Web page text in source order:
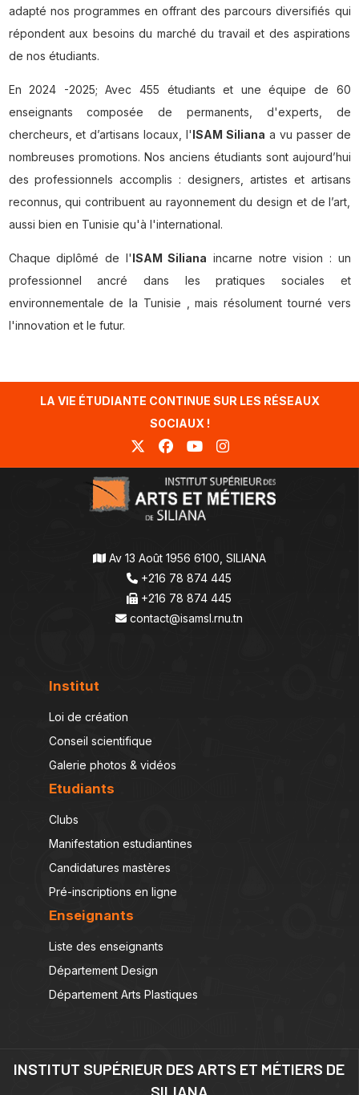
adapté nos programmes en offrant des parcours diversifiés qui
répondent aux besoins du marché du travail et des aspirations
de nos étudiants.
En 2024 -2025; Avec 455 étudiants et une équipe de 60
enseignants composée de permanents, d'experts, de
chercheurs, et d’artisans locaux, l'ISAM Siliana a vu passer de
nombreuses promotions. Nos anciens étudiants sont aujourd’hui
des professionnels accomplis : designers, artistes et artisans
reconnus, qui contribuent au rayonnement du design et de l’art,
aussi bien en Tunisie qu'à l'international.
Chaque diplômé de l'ISAM Siliana incarne notre vision : un
professionnel ancré dans les pratiques sociales et
environnementale de la Tunisie , mais résolument tourné vers
l'innovation et le futur.
LA VIE ÉTUDIANTE CONTINUE SUR LES RÉSEAUX
SOCIAUX !
Av 13 Août 1956 6100, SILIANA
+216 78 874 445
+216 78 874 445
contact@isamsl.rnu.tn
Institut
Loi de création
Conseil scientifique
Galerie photos & vidéos
Etudiants
Clubs
Manifestation estudiantines
Candidatures mastères
Pré-inscriptions en ligne
Enseignants
Liste des enseignants
Département Design
Département Arts Plastiques
INSTITUT SUPÉRIEUR DES ARTS ET MÉTIERS DE
SILIANA